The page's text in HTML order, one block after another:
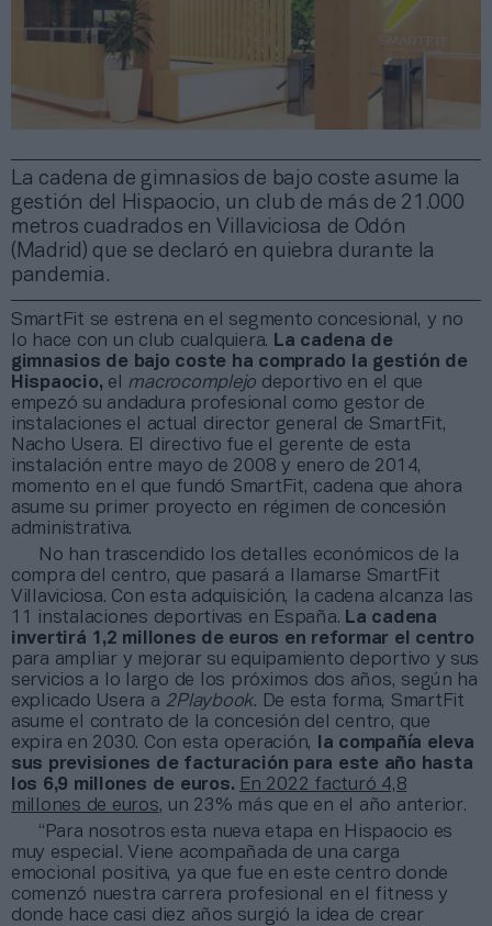
La cadena de gimnasios de bajo coste asume la
gestión del Hispaocio, un club de más de 21.000
metros cuadrados en Villaviciosa de Odón
(Madrid) que se declaró en quiebra durante la
pandemia.
SmartFit se estrena en el segmento concesional, y no
lo hace con un club cualquiera. La cadena de
gimnasios de bajo coste ha comprado la gestión de
Hispaocio, el macrocomplejo deportivo en el que
empezó su andadura profesional como gestor de
instalaciones el actual director general de SmartFit,
Nacho Usera. El directivo fue el gerente de esta
instalación entre mayo de 2008 y enero de 2014,
momento en el que fundó SmartFit, cadena que ahora
asume su primer proyecto en régimen de concesión
administrativa.
No han trascendido los detalles económicos de la
compra del centro, que pasará a llamarse SmartFit
Villaviciosa. Con esta adquisición, la cadena alcanza las
11 instalaciones deportivas en España. La cadena
invertirá 1,2 millones de euros en reformar el centro
para ampliar y mejorar su equipamiento deportivo y sus
servicios a lo largo de los próximos dos años, según ha
explicado Usera a 2Playbook. De esta forma, SmartFit
asume el contrato de la concesión del centro, que
expira en 2030. Con esta operación,
la compañía eleva
sus previsiones de facturación para este año hasta
los 6,9 millones de euros. En 2022 facturó 4,8
millones de euros, un 23% más que en el año anterior.
“Para nosotros esta nueva etapa en Hispaocio es
muy especial. Viene acompañada de una carga
emocional positiva, ya que fue en este centro donde
comenzó nuestra carrera profesional en el fitness y
donde hace casi diez años surgió la idea de crear